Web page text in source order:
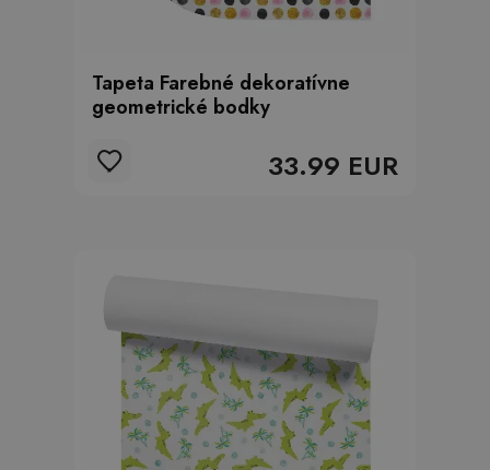
Tapeta Farebné dekoratívne
geometrické bodky
33.99 EUR